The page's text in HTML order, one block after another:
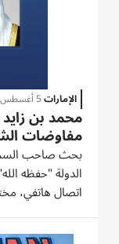
الإمارات5 أغسطس 2026
محمد بن زايد
مفاوضات
قياسي
بحث صاحب
الدولة "حفظه
اتصال هاتفي،
المشترك
والاستثمارية